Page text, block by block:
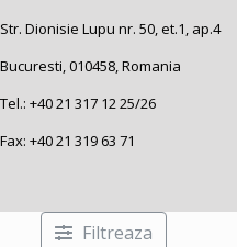
Str. Dionisie Lupu nr. 50, et.1, ap.4
Bucuresti, 010458, Romania
Tel.: +40 21 317 12 25/26
Fax: +40 21 319 63 71
Filtreaza